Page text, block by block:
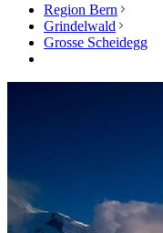
Region Bern
Grindelwald
Grosse Scheidegg